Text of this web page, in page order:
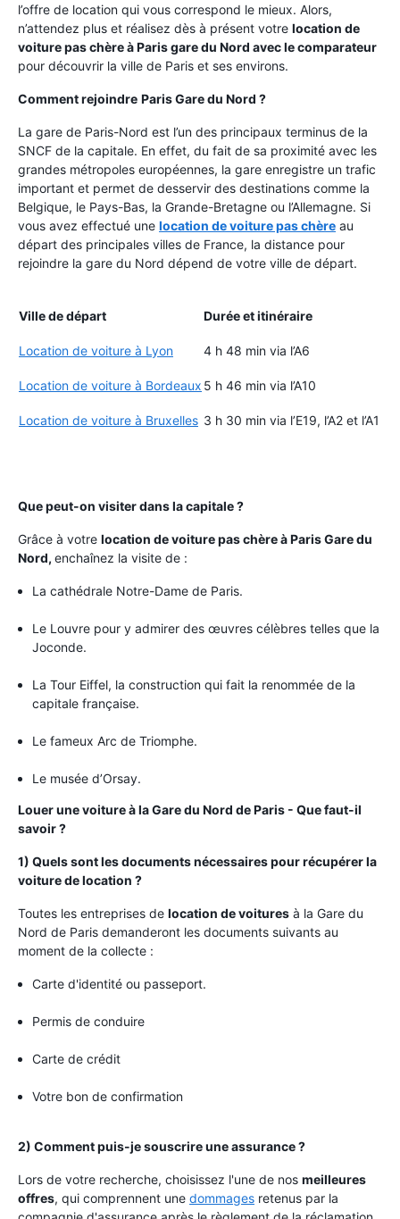
l’offre de location qui vous correspond le mieux. Alors,
n’attendez plus et réalisez dès à présent votre location de
voiture pas chère à Paris gare du Nord avec le comparateur
pour découvrir la ville de Paris et ses environs.
Comment rejoindre Paris Gare du Nord ?
La gare de Paris-Nord est l’un des principaux terminus de la
SNCF de la capitale. En effet, du fait de sa proximité avec les
grandes métropoles européennes, la gare enregistre un trafic
important et permet de desservir des destinations comme la
Belgique, le Pays-Bas, la Grande-Bretagne ou l’Allemagne. Si
vous avez effectué une location de voiture pas chère au
départ des principales villes de France, la distance pour
rejoindre la gare du Nord dépend de votre ville de départ.
Ville de départ Durée et itinéraire
Location de voiture à Lyon 4 h 48 min via l’A6
Location de voiture à Bordeaux 5 h 46 min via l’A10
Location de voiture à Bruxelles 3 h 30 min via l’E19, l’A2 et l’A1
Que peut-on visiter dans la capitale ?
Grâce à votre location de voiture pas chère à Paris Gare du
Nord, enchaînez la visite de :
La cathédrale Notre-Dame de Paris.
Le Louvre pour y admirer des œuvres célèbres telles que la
Joconde.
La Tour Eiffel, la construction qui fait la renommée de la
capitale française.
Le fameux Arc de Triomphe.
Le musée d’Orsay.
Louer une voiture à la Gare du Nord de Paris - Que faut-il
savoir ?
1) Quels sont les documents nécessaires pour récupérer la
voiture de location ?
Toutes les entreprises de location de voitures à la Gare du
Nord de Paris demanderont les documents suivants au
moment de la collecte :
Carte d'identité ou passeport.
Permis de conduire
Carte de crédit
Votre bon de confirmation
2) Comment puis-je souscrire une assurance ?
Lors de votre recherche, choisissez l'une de nos meilleures
offres, qui comprennent une dommages retenus par la